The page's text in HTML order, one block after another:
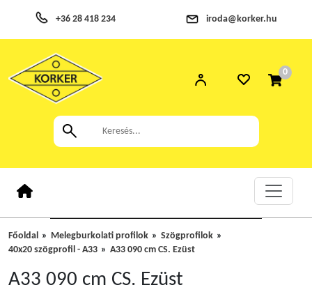
+36 28 418 234 iroda@korker.hu
0
Főoldal Melegburkolati profilok
Szögprofilok
40x20 szögprofil - A33
A33 090 cm CS. Ezüst
A33 090 cm CS. Ezüst